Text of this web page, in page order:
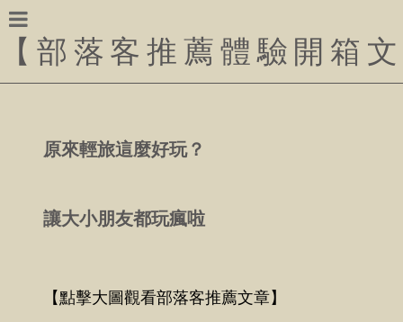
【 部落客推薦體驗開箱文
原來輕旅這麼好玩？
讓大小朋友都玩瘋啦
【點擊大圖觀看部落客推薦文章】